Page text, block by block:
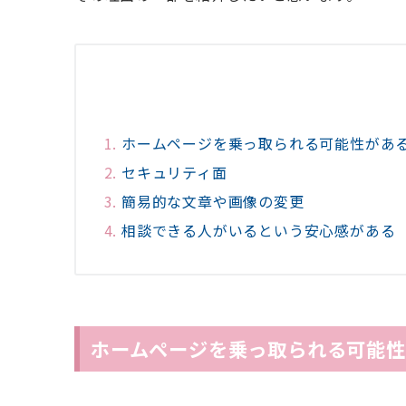
ホームページを乗っ取られる可能性があ
セキュリティ面
簡易的な文章や画像の変更
相談できる人がいるという安心感がある
ホームページを乗っ取られる可能